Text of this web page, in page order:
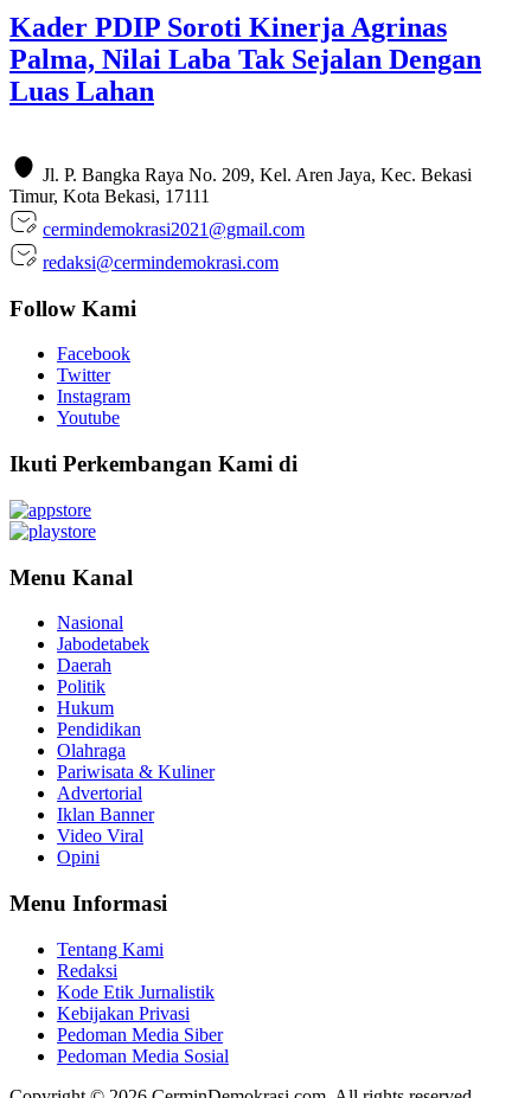
Kader PDIP Soroti Kinerja Agrinas
Palma, Nilai Laba Tak Sejalan Dengan
Luas Lahan
Jl. P. Bangka Raya No. 209, Kel. Aren Jaya, Kec. Bekasi
Timur, Kota Bekasi, 17111
cermindemokrasi2021@gmail.com
redaksi@cermindemokrasi.com
Follow Kami
Facebook
Twitter
Instagram
Youtube
Ikuti Perkembangan Kami di
Menu Kanal
Nasional
Jabodetabek
Daerah
Politik
Hukum
Pendidikan
Olahraga
Pariwisata & Kuliner
Advertorial
Iklan Banner
Video Viral
Opini
Menu Informasi
Tentang Kami
Redaksi
Kode Etik Jurnalistik
Kebijakan Privasi
Pedoman Media Siber
Pedoman Media Sosial